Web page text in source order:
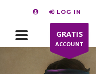
LOG IN
GRATIS
ACCOUNT